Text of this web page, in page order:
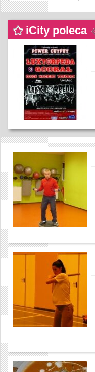
iCity poleca